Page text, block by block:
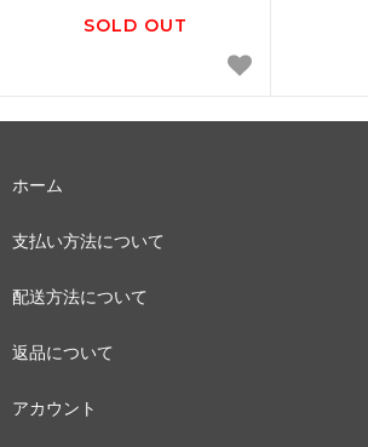
SOLD OUT
ホーム
支払い方法について
配送方法について
返品について
アカウント